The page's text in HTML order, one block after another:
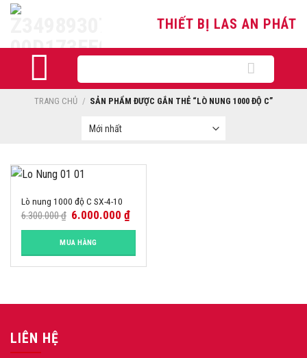
Skip
THIẾT BỊ LAS AN PHÁT
kiếm:
TRANG CHỦ / SẢN PHẨM ĐƯỢC GẮN THẺ “LÒ NUNG 1000 ĐỘ C”
Lò nung 1000 độ C SX-4-10
6.300.000₫ 6.000.000₫
MUA HÀNG
LIÊN HỆ